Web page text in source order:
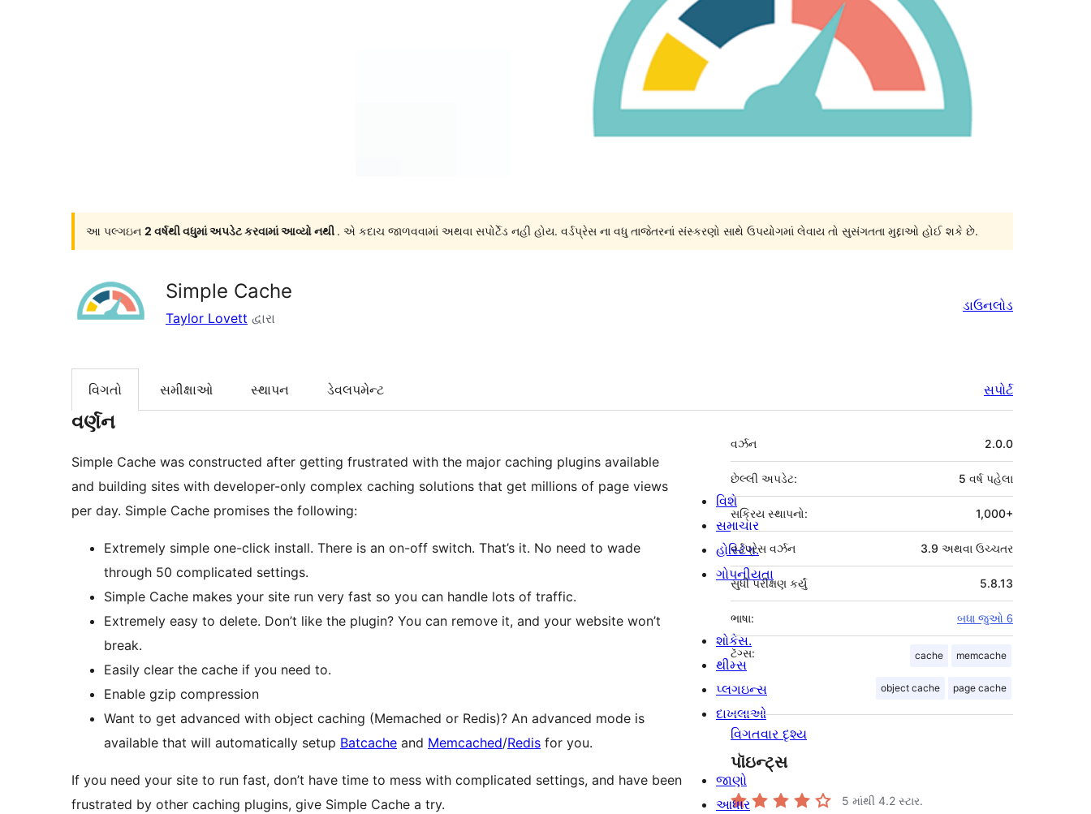
આ પલ્ગઇન 2 વર્ષથી વધુમાં અપડેટ કરવામાં આવ્યો નથી . એ કદાચ જાળવવામાં અથવા સપોર્ટેડ નહી હોય. વર્ડપ્રેસ ના વધુ તાજેતરનાં સંસ્કરણો સાથે ઉપયોગમાં લેવાય તો સુસંગતતા મુદ્દાઓ હોઈ શકે છે.
Simple Cache
Taylor Lovett દ્વારા
ડાઉનલોડ
વિગતો સમીક્ષાઓ સ્થાપન ડેવલપમેન્ટ સપોર્ટ
વર્ણન
Simple Cache was constructed after getting frustrated with the major caching plugins available
and building sites with developer-only complex caching solutions that get millions of page views
per day. Simple Cache promises the following:
Extremely simple one-click install. There is an on-off switch. That’s it. No need to wade
through 50 complicated settings.
Simple Cache makes your site run very fast so you can handle lots of traffic.
Extremely easy to delete. Don’t like the plugin? You can remove it, and your website won’t
break.
Easily clear the cache if you need to.
Enable gzip compression
Want to get advanced with object caching (Memached or Redis)? An advanced mode is
available that will automatically setup Batcache and Memcached/Redis for you.
If you need your site to run fast, don’t have time to mess with complicated settings, and have been
frustrated by other caching plugins, give Simple Cache a try.
મેટા
વર્ઝન 2.0.0
છેલ્લી અપડેટ: 5 વર્ષપહેલા
સક્રિય સ્થાપનો: 1,000+
વર્ડપ્રેસ વર્ઝન 3.9 અથવા ઉચ્ચતર
5.8.13
સુધી પરીક્ષણ કર્યું
ભાષા: બધા જુઓ 6
ટૅગ્સ: cache memcache
object cache page cache
વિગતવાર દૃશ્ય
પૉઇન્ટ્સ
5 માંથી 4.2 સ્ટાર.
વિશે
સમાચાર
હોસ્ટિંગ.
ગોપનીયતા
શોકેસ.
થીમ્સ
પ્લગઇન્સ
દાખલાઓ
જાણો
આધાર